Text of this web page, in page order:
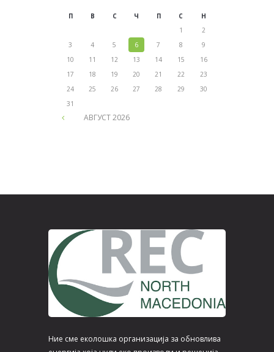
П В С Ч П С Н
АВГУСТ2026
1
2
3
4 5 6 7 8
9
10
11 12 13 14 15
16
17
18 19 20 21 22
23
24
25 26 27 28 29
30
31
Ние сме еколошка организација за обновлива